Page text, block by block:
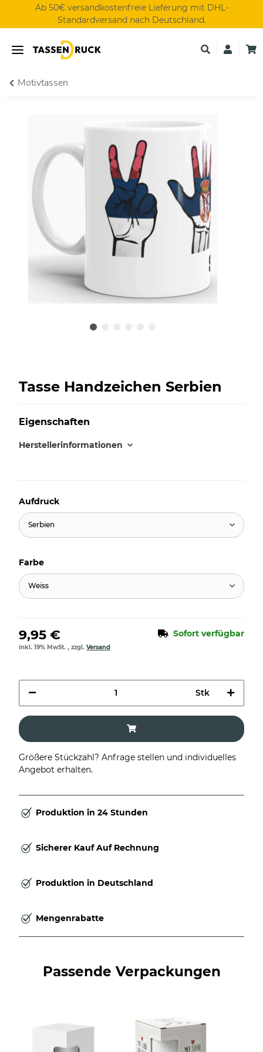
Ab 50€ versandkostenfreie Lieferung mit DHL-
Standardversand nach Deutschland.
Motivtassen
Tasse Handzeichen Serbien
Eigenschaften
Herstellerinformationen
Aufdruck
Serbien
Farbe
Weiss
9,95 € Sofort verfügbar
inkl. 19% MwSt. , zzgl. Versand
Stk
Größere Stückzahl? Anfrage stellen und individuelles
Angebot erhalten.
Produktion in 24 Stunden
Sicherer Kauf Auf Rechnung
Produktion in Deutschland
Mengenrabatte
Passende Verpackungen